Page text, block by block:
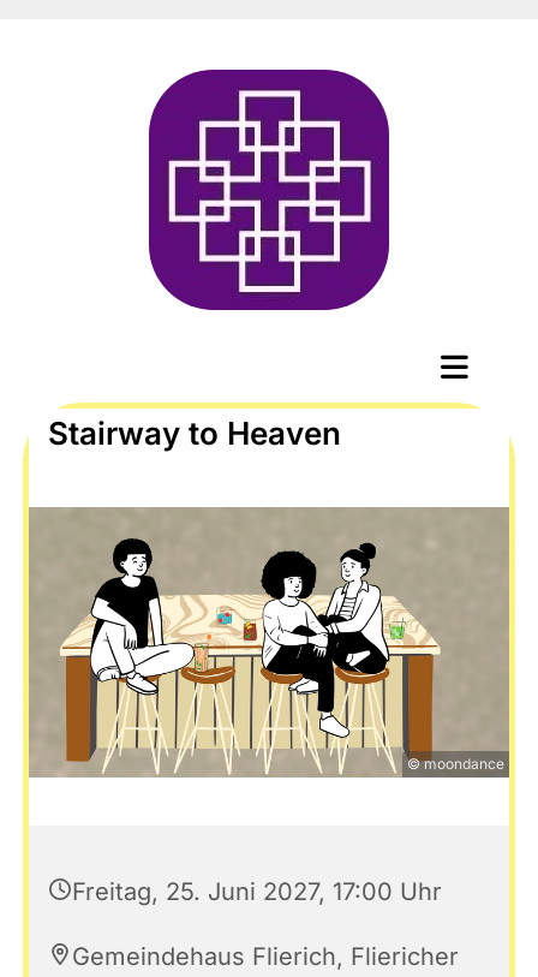
Stairway to Heaven
© moondance
Freitag, 25. Juni 2027, 17:00 Uhr
Gemeindehaus Flierich, Fliericher